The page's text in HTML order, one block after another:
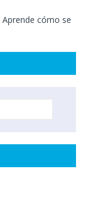
Aprende cómo se